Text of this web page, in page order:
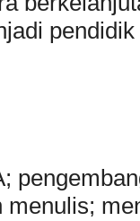
menulis;